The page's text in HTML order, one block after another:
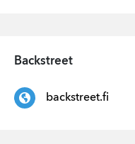
Backstreet
backstreet.fi